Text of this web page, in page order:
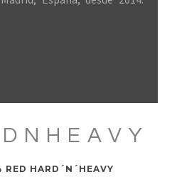
RED HARD´N´HEAVY